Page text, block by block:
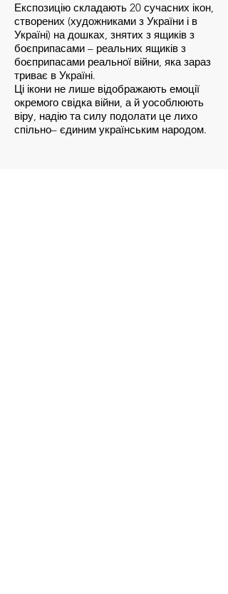
Експозицію складають 20 сучасних ікон,
створених (художниками з України і в
Україні) на дошках, знятих з ящиків з
боєприпасами – реальних ящиків з
боєприпасами реальної війни, яка зараз
триває в Україні.
Ці ікони не лише відображають емоції
окремого свідка війни, а й уособлюють
віру, надію та силу подолати це лихо
спільно– єдиним українським народом.